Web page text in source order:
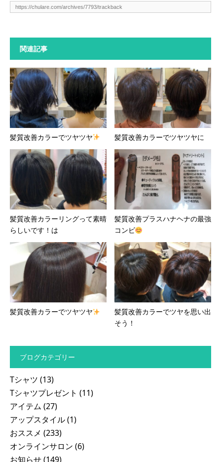
関連記事
髪質改善カラーでツヤツヤ 髪質改善カラーでツヤツヤに
髪質改善カラーリングって素晴
らしいです！は
髪質改善プラスハナヘナの最強
コンビ
髪質改善カラーでツヤツヤ
髪質改善カラーでツヤを思い出
そう！
ブログカテゴリー
Tシャツ (13)
Tシャツプレゼント (11)
アイテム (27)
アップスタイル(1)
おススメ (233)
オンラインサロン (6)
お知らせ(149)